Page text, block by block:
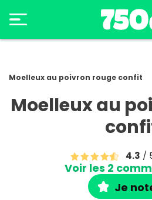
Moelleux au poivron rouge confit
Moelleux au
4.3 /
Voir les 2
Je